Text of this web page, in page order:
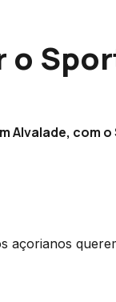
o
Alvalade, com
açorianos